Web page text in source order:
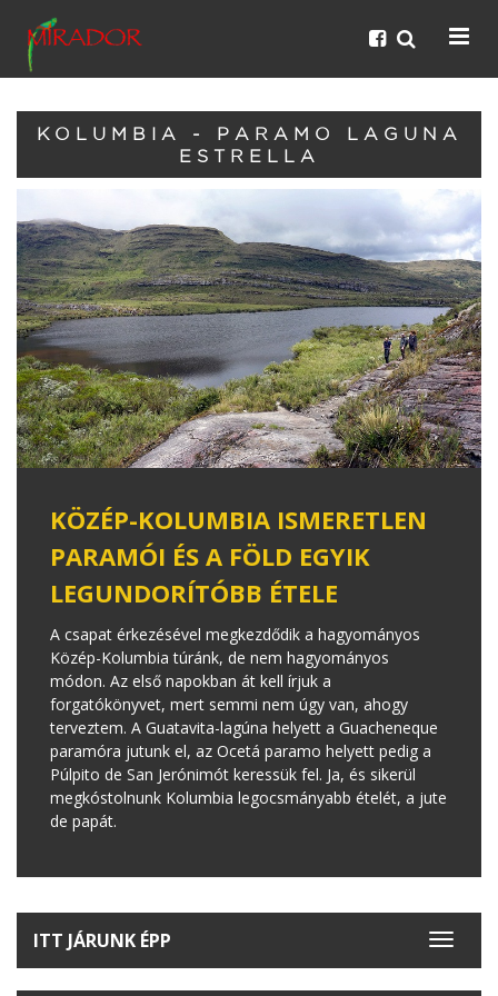
KOLUMBIA - PARAMO LAGUNA
ESTRELLA
KÖZÉP-KOLUMBIA ISMERETLEN
PARAMÓI ÉS A FÖLD EGYIK
LEGUNDORÍTÓBB ÉTELE
A csapat érkezésével megkezdődik a hagyományos
Közép-Kolumbia túránk, de nem hagyományos
módon. Az első napokban át kell írjuk a
forgatókönyvet, mert semmi nem úgy van, ahogy
terveztem. A Guatavita-lagúna helyett a Guacheneque
paramóra jutunk el, az Ocetá paramo helyett pedig a
Púlpito de San Jerónimót keressük fel. Ja, és sikerül
megkóstolnunk Kolumbia legocsmányabb ételét, a jute
de papát.
Toggle
ITT JÁRUNK ÉPP